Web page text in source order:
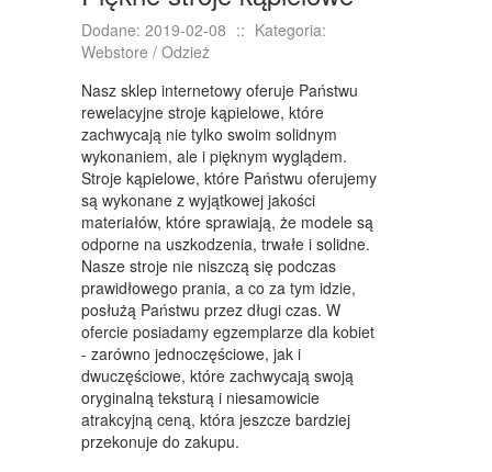
KURSY I SZKOLENIA
TŁUMACZENIA
WEBSTORE
BIŻUTERIA
DLA DZIECI
MEBLE
WYPOSAŻENIE WNĘTRZ
WYPOSAŻENIE ŁAZIENKI
ODZIEŻ
SPORT
ELEKTRONIKA, RTV, AGD
Dodane: 2019-02-08 :: Kategoria:
Webstore / Odzież
Nasz sklep internetowy oferuje Państwu
rewelacyjne stroje kąpielowe, które
zachwycają nie tylko swoim solidnym
wykonaniem, ale i pięknym wyglądem.
Stroje kąpielowe, które Państwu oferujemy
są wykonane z wyjątkowej jakości
materiałów, które sprawiają, że modele są
odporne na uszkodzenia, trwałe i solidne.
Nasze stroje nie niszczą się podczas
prawidłowego prania, a co za tym idzie,
posłużą Państwu przez długi czas. W
ofercie posiadamy egzemplarze dla kobiet
- zarówno jednoczęściowe, jak i
dwuczęściowe, które zachwycają swoją
oryginalną teksturą i niesamowicie
atrakcyjną ceną, która jeszcze bardziej
przekonuje do zakupu.